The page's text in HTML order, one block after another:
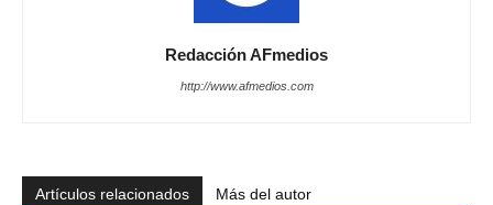
Redacción AFmedios
http://www.afmedios.com
Artículos relacionados Más del autor